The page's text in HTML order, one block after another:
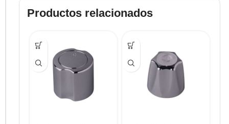
Productos relacionados